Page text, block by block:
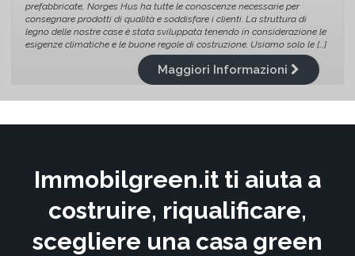
prefabbricate, Norges Hus ha tutte le conoscenze necessarie per
consegnare prodotti di qualità e soddisfare i clienti. La struttura di
legno delle nostre case è stata sviluppata tenendo in considerazione le
esigenze climatiche e le buone regole di costruzione. Usiamo solo le [...]
Maggiori Informazioni
Immobilgreen.it ti aiuta a
costruire, riqualificare,
scegliere una casa green